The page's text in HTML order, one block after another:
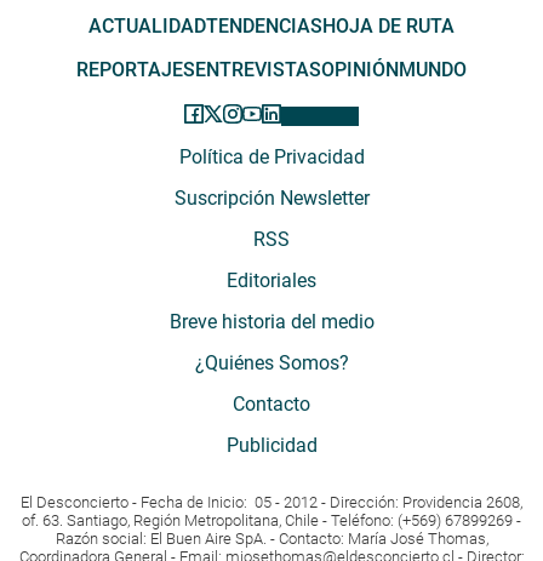
ACTUALIDADTENDENCIASHOJA DE RUTA
REPORTAJESENTREVISTASOPINIÓNMUNDO
Política de Privacidad
Suscripción Newsletter
RSS
Editoriales
Breve historia del medio
¿Quiénes Somos?
Contacto
Publicidad
El Desconcierto - Fecha de Inicio: 05 - 2012 - Dirección: Providencia 2608,
of. 63. Santiago, Región Metropolitana, Chile - Teléfono: (+569) 67899269 -
Razón social: El Buen Aire SpA. - Contacto: María José Thomas,
Coordinadora General - Email: mjosethomas@eldesconcierto.cl - Director: